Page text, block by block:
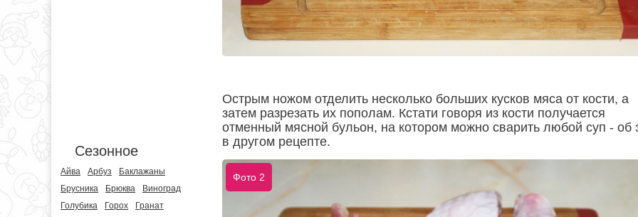
Сезонное
Айва Арбуз
Баклажаны
Брусника
Брюква
Виноград
Голубика
Горох
Гранат
Острым ножом отделить несколько больших кусков мяса от кости, а
затем разрезать их пополам. Кстати говоря из кости получается
отменный мясной бульон, на котором можно сварить любой суп - об
в другом рецепте.
Фото 2